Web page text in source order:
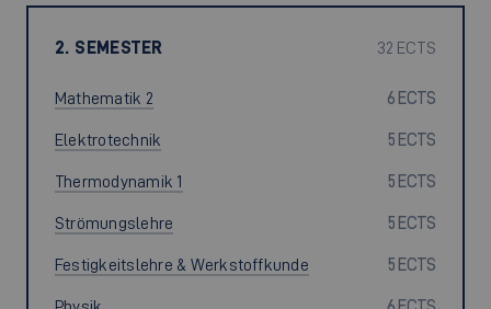
2. SEMESTER 32 ECTS
Mathematik 2 6 ECTS
Elektrotechnik 5 ECTS
Thermodynamik 1 5 ECTS
Strömungslehre 5 ECTS
Festigkeitslehre & Werkstoffkunde 5 ECTS